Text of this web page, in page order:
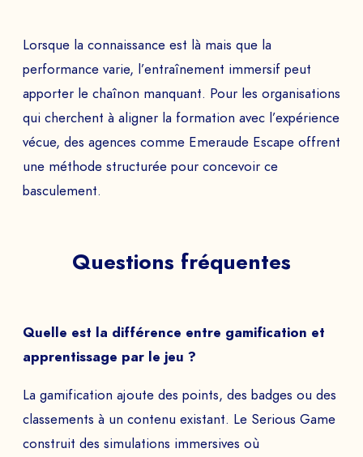
Lorsque la connaissance est là mais que la
performance varie, l’entraînement immersif peut
apporter le chaînon manquant. Pour les organisations
qui cherchent à aligner la formation avec l’expérience
vécue, des agences comme Emeraude Escape offrent
une méthode structurée pour concevoir ce
basculement.
Questions fréquentes
Quelle est la différence entre gamification et
apprentissage par le jeu ?
La gamification ajoute des points, des badges ou des
classements à un contenu existant. Le Serious Game
construit des simulations immersives où